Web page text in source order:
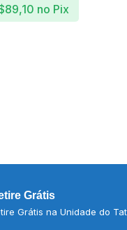
89,10 no Pix
Grátis
Grátis na Unidade do